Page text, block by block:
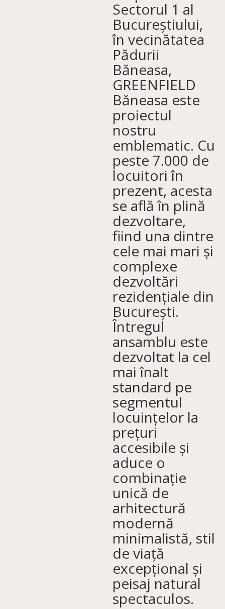
Sectorul 1 al
Bucureștiului,
în vecinătatea
Pădurii
Băneasa,
GREENFIELD
Băneasa este
proiectul
nostru
emblematic. Cu
peste 7.000 de
locuitori în
prezent, acesta
se află în plină
dezvoltare,
fiind una dintre
cele mai mari și
complexe
dezvoltări
rezidențiale din
București.
Întregul
ansamblu este
dezvoltat la cel
mai înalt
standard pe
segmentul
locuințelor la
prețuri
accesibile și
aduce o
combinație
unică de
arhitectură
modernă
minimalistă, stil
de viață
excepțional și
peisaj natural
spectaculos.